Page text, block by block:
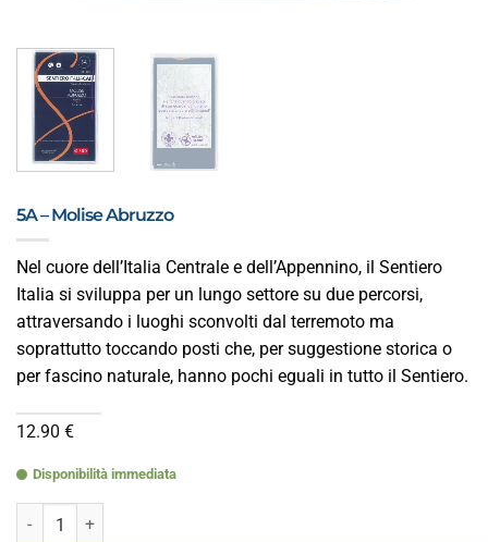
5A – Molise Abruzzo
Nel cuore dell’Italia Centrale e dell’Appennino, il Sentiero
Italia si sviluppa per un lungo settore su due percorsi,
attraversando i luoghi sconvolti dal terremoto ma
soprattutto toccando posti che, per suggestione storica o
per fascino naturale, hanno pochi eguali in tutto il Sentiero.
12.90 €
Disponibilità immediata
5A - Molise Abruzzo quantità